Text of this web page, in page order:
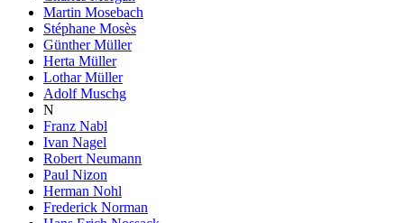
Martin Mosebach
Stéphane Mosès
Günther Müller
Herta Müller
Lothar Müller
Adolf Muschg
N
Franz Nabl
Ivan Nagel
Robert Neumann
Paul Nizon
Herman Nohl
Frederick Norman